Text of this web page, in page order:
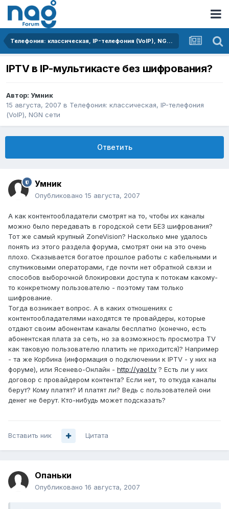
Телефония: классическая, IP-телефония (VoIP), NGN сети
IPTV в IP-мультикасте без шифрования?
Автор: Умник
15 августа, 2007 в Телефония: классическая, IP-телефония
(VoIP), NGN сети
Ответить
Умник
Опубликовано 15 августа, 2007
А как контентообладатели смотрят на то, чтобы их каналы
можно было передавать в городской сети БЕЗ шифрования?
Тот же самый крупный ZoneVision? Насколько мне удалось
понять из этого раздела форума, смотрят они на это очень
плохо. Сказывается богатое прошлое работы с кабельными и
спутниковыми операторами, где почти нет обратной связи и
способов выборочной блокировки доступа к потокам какому-
то конкретному пользователю - поэтому там только
шифрование.
Тогда возникает вопрос. А в каких отношениях с
контентообладателями находятся те провайдеры, которые
отдают своим абонентам каналы бесплатно (конечно, есть
абонентская плата за сеть, но за возможность просмотра TV
как таковую пользователю платить не приходится)? Например
- та же Корбина (информация о подключении к IPTV - у них на
форуме), или Ясенево-Онлайн - http://yaol.tv ? Есть ли у них
договор с провайдером контента? Если нет, то откуда каналы
берут? Кому платят? И платят ли? Ведь с пользователей они
денег не берут. Кто-нибудь может подсказать?
Вставить ник Цитата
Опаньки
Опубликовано 16 августа, 2007